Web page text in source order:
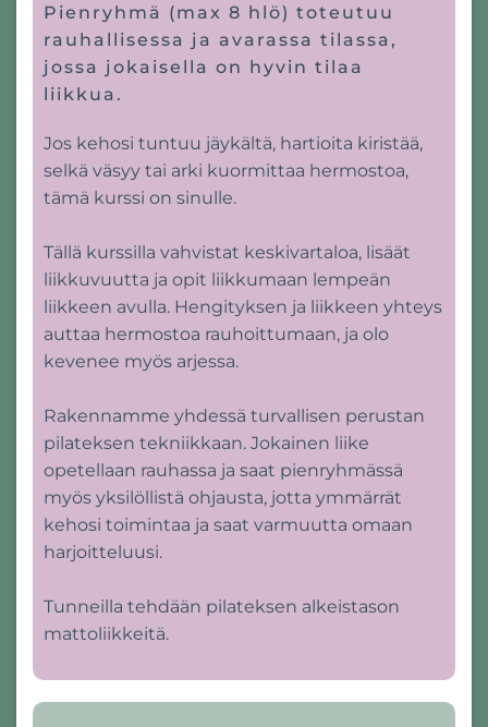
Pienryhmä (max 8 hlö) toteutuu
rauhallisessa ja avarassa tilassa,
jossa jokaisella on hyvin tilaa
liikkua.
Jos kehosi tuntuu jäykältä, hartioita kiristää,
selkä väsyy tai arki kuormittaa hermostoa,
tämä kurssi on sinulle.
Tällä kurssilla vahvistat keskivartaloa, lisäät
liikkuvuutta ja opit liikkumaan lempeän
liikkeen avulla. Hengityksen ja liikkeen yhteys
auttaa hermostoa rauhoittumaan, ja olo
kevenee myös arjessa.
Rakennamme yhdessä turvallisen perustan
pilateksen tekniikkaan. Jokainen liike
opetellaan rauhassa ja saat pienryhmässä
myös yksilöllistä ohjausta, jotta ymmärrät
kehosi toimintaa ja saat varmuutta omaan
harjoitteluusi.
Tunneilla tehdään pilateksen alkeistason
mattoliikkeitä.